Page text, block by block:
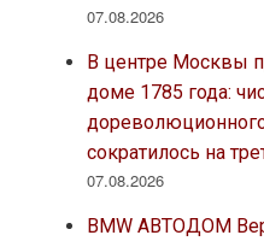
07.08.2026
В центре Москвы
доме 1785 года:
сократилось на
07.08.2026
BMW АВТОДОМ